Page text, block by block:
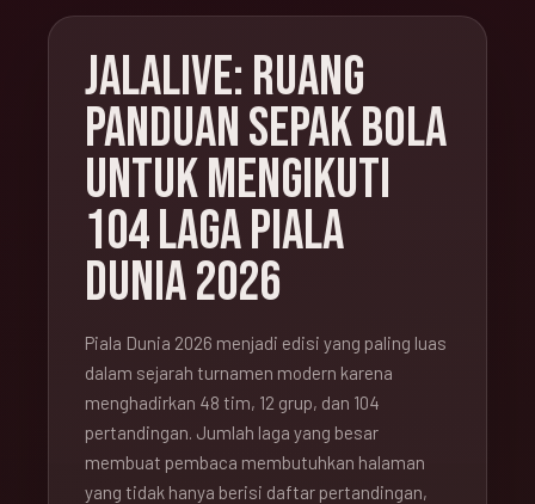
JALALIVE: RUANG
PANDUAN SEPAK BOLA
UNTUK MENGIKUTI
104 LAGA PIALA
DUNIA 2026
Piala Dunia 2026 menjadi edisi yang paling luas
dalam sejarah turnamen modern karena
menghadirkan 48 tim, 12 grup, dan 104
pertandingan. Jumlah laga yang besar
membuat pembaca membutuhkan halaman
yang tidak hanya berisi daftar pertandingan,